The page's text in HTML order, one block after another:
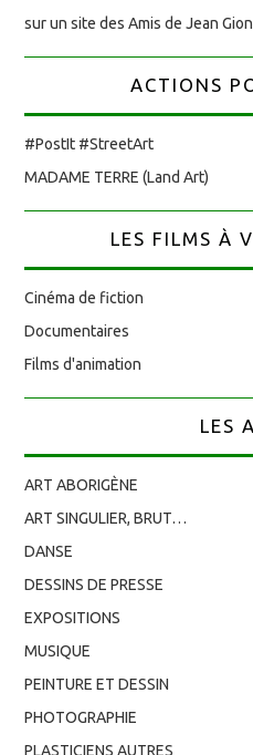
sur un site des Amis de Jean
ACTIONS
#PostIt #StreetArt
MADAME TERRE (Land Art)
LES FILMS À
Cinéma de fiction
Documentaires
Films d'animation
LES
ART ABORIGÈNE
ART SINGULIER, BRUT…
DANSE
DESSINS DE PRESSE
EXPOSITIONS
MUSIQUE
PEINTURE ET DESSIN
PHOTOGRAPHIE
PLASTICIENS AUTRES